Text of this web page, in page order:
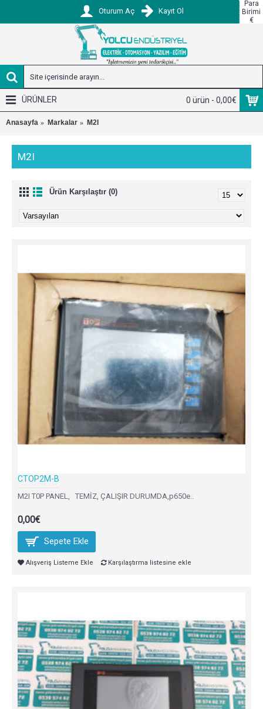
Para
Birimi
€
Oturum Aç Kayıt Ol
0 ürün - 0,00€
ÜRÜNLER
Anasayfa Markalar M2I
M2I
Ürün Karşılaştır (0)
CTOP2M-B
M2I T0P PANEL, TEMİZ, ÇALIŞIR DURUMDA,p650e..
0,00€
Sepete Ekle
Alışveriş Listeme Ekle Karşılaştırma listesine ekle